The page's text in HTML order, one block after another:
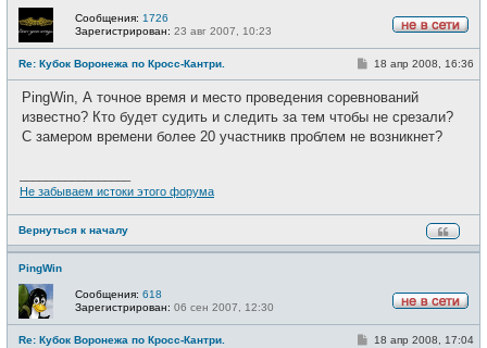
е
в
с
Сообщения: 1726
Зарегистрирован: 23 авг 2007, 10:23
Re: Кубок Воронежа по Кросс-Кантри.
С
б
щ
н
18 апр 2008, 16:36
PingWin, А точное время и место проведения соревнований
известно? Кто будет судить и следить за тем чтобы не срезали?
С замером времени более 20 участникв проблем не возникнет?
Не забываем истоки этого форума
Вернуться к началу
PingWin
е
в
Сообщения: 618
Зарегистрирован: 06 сен 2007, 12:30
Re: Кубок Воронежа по Кросс-Кантри.
С18 апр 2008, 17:04